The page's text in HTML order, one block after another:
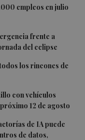
empleos en julio
frente a
del eclipse
los rincones de
con vehículos
12 de agosto
de IA puede
de datos,